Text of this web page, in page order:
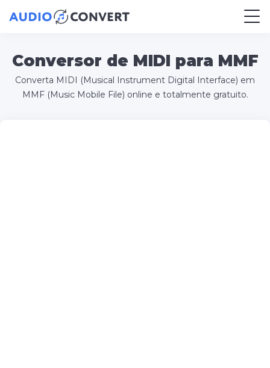
Conversor de MIDI para MMF
Converta MIDI (Musical Instrument Digital Interface) em
MMF (Music Mobile File) online e totalmente gratuito.